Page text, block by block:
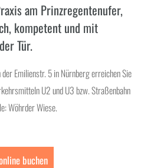
am Prinzregentenufer,
kompetent und mit
Tür.
Emilienstr. 5 in Nürnberg erreichen Sie
U2 und U3 bzw. Straßenbahn
Wöhrder Wiese.
buchen